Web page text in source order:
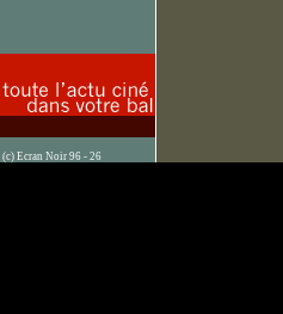
(c) Ecran Noir 96 - 26